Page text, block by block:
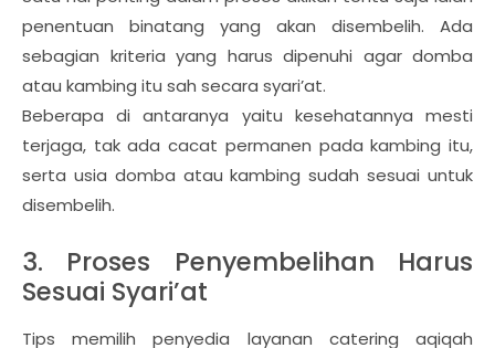
penentuan binatang yang akan disembelih. Ada
sebagian kriteria yang harus dipenuhi agar domba
atau kambing itu sah secara syari’at.
Beberapa di antaranya yaitu kesehatannya mesti
terjaga, tak ada cacat permanen pada kambing itu,
serta usia domba atau kambing sudah sesuai untuk
disembelih.
3. Proses Penyembelihan Harus
Sesuai Syari’at
Tips memilih penyedia layanan catering aqiqah